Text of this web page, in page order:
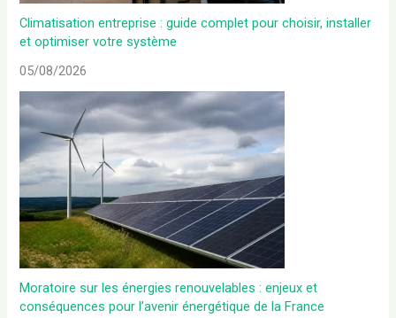
Climatisation entreprise : guide complet pour choisir, installer
et optimiser votre système
05/08/2026
Moratoire sur les énergies renouvelables : enjeux et
conséquences pour l’avenir énergétique de la France